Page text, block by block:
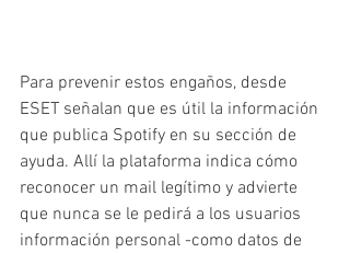
Para prevenir estos engaños, desde
ESET señalan que es útil la información
que publica Spotify en su sección de
ayuda. Allí la plataforma indica cómo
reconocer un mail legítimo y advierte
que nunca se le pedirá a los usuarios
información personal -como datos de